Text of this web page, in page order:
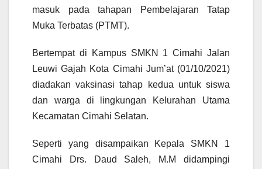
masuk pada tahapan Pembelajaran Tatap
Muka Terbatas (PTMT).
Bertempat di Kampus SMKN 1 Cimahi Jalan
Leuwi Gajah Kota Cimahi Jum’at (01/10/2021)
diadakan vaksinasi tahap kedua untuk siswa
dan warga di lingkungan Kelurahan Utama
Kecamatan Cimahi Selatan.
Seperti yang disampaikan Kepala SMKN 1
Cimahi Drs. Daud Saleh, M.M didampingi